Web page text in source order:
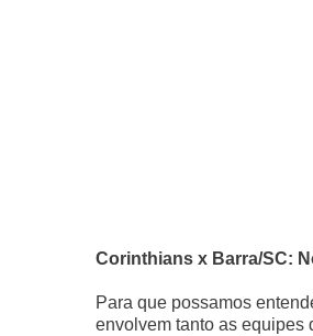
Corinthians x Barra/SC:
Para que possamos
envolvem tanto as equipes